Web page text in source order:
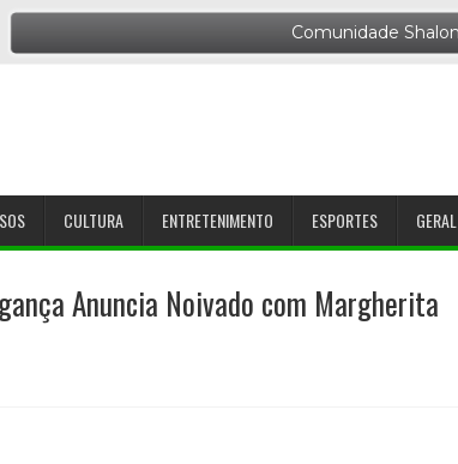
CULTURA ENTRETENIMENTO ESPORTES GERAL
Anuncia Noivado com Margherita